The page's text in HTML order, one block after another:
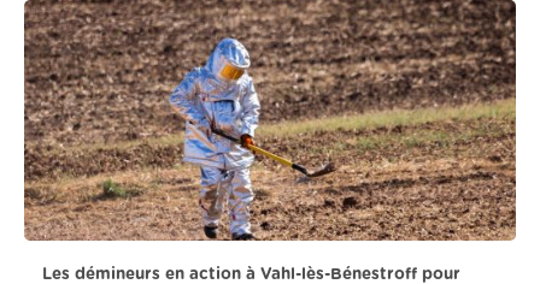
Les démineurs en action à Vahl-lès-Bénestroff pour